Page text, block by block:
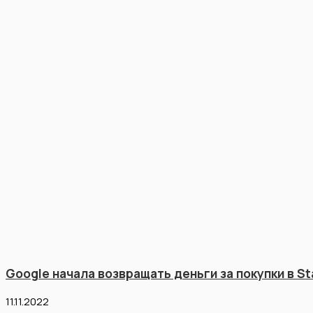
Google начала возвращать деньги за покупки в
11.11.2022